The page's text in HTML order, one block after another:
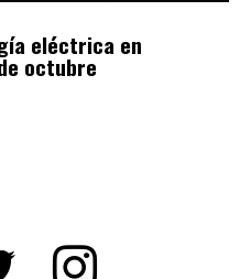
eléctrica en
octubre